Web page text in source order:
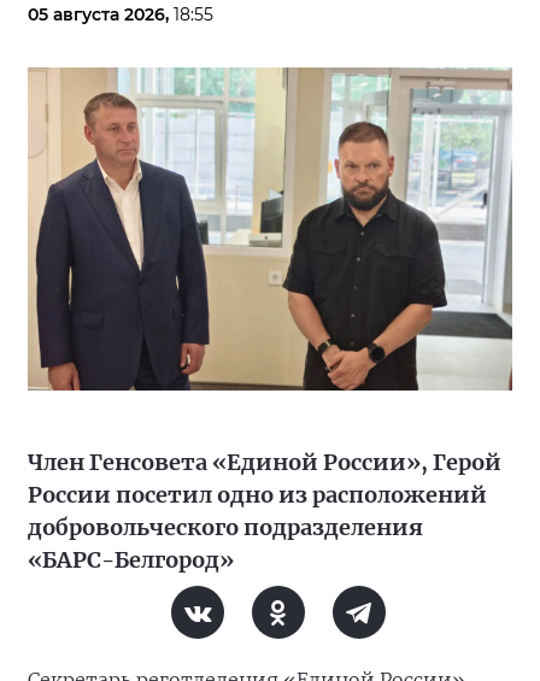
05 августа 2026, 18:55
Член Генсовета «Единой России», Герой
России посетил одно из расположений
добровольческого подразделения
«БАРС-Белгород»